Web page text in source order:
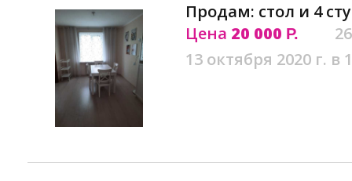
Продам: стол и 4
Цена 20 000 Р.
13 октября 2020 г. в